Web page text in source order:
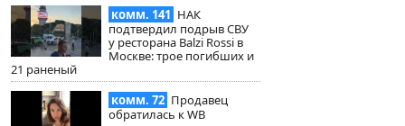
комм. 141 НАК
подтвердил подрыв СВУ
у ресторана Balzi Rossi в
Москве: трое погибших и
21 раненый
комм. 72 Продавец
обратилась к WB